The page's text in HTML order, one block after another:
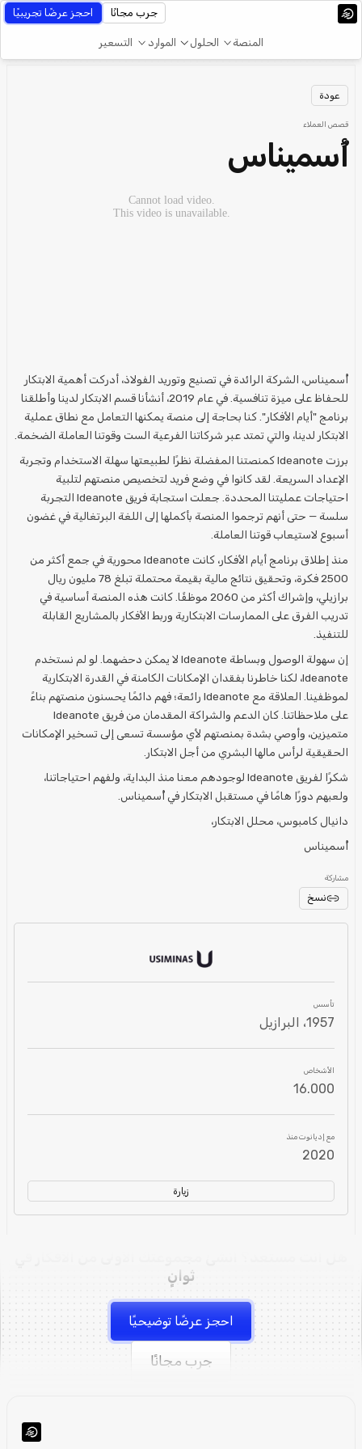
المنصة الحلول الموارد التسعير
جرب مجانًا احجز عرضًا تجريبيًا
عودة
قصص العملاء
أُسميناس
أُسميناس، الشركة الرائدة في تصنيع وتوريد الفولاذ، أدركت أهمية الابتكار
للحفاظ على ميزة تنافسية. في عام 2019، أنشأنا قسم الابتكار لدينا وأطلقنا
برنامج "أيام الأفكار". كنا بحاجة إلى منصة يمكنها التعامل مع نطاق عملية
الابتكار لدينا، والتي تمتد عبر شركاتنا الفرعية الست وقوتنا العاملة الضخمة.
برزت Ideanote كمنصتنا المفضلة نظرًا لطبيعتها سهلة الاستخدام وتجربة
الإعداد السريعة. لقد كانوا في وضع فريد لتخصيص منصتهم لتلبية
احتياجات عمليتنا المحددة. جعلت استجابة فريق Ideanote التجربة
سلسة — حتى أنهم ترجموا المنصة بأكملها إلى اللغة البرتغالية في غضون
أسبوع لاستيعاب قوتنا العاملة.
منذ إطلاق برنامج أيام الأفكار، كانت Ideanote محورية في جمع أكثر من
2500 فكرة، وتحقيق نتائج مالية بقيمة محتملة تبلغ 78 مليون ريال
برازيلي، وإشراك أكثر من 2060 موظفًا. كانت هذه المنصة أساسية في
تدريب الفرق على الممارسات الابتكارية وربط الأفكار بالمشاريع القابلة
للتنفيذ.
إن سهولة الوصول وبساطة Ideanote لا يمكن دحضهما. لو لم نستخدم
Ideanote، لكنا خاطرنا بفقدان الإمكانات الكامنة في القدرة الابتكارية
لموظفينا. العلاقة مع Ideanote رائعة؛ فهم دائمًا يحسنون منصتهم بناءً
على ملاحظاتنا. كان الدعم والشراكة المقدمان من فريق Ideanote
متميزين، وأوصي بشدة بمنصتهم لأي مؤسسة تسعى إلى تسخير الإمكانات
الحقيقية لرأس مالها البشري من أجل الابتكار.
شكرًا لفريق Ideanote لوجودهم معنا منذ البداية، ولفهم احتياجاتنا،
ولعبهم دورًا هامًا في مستقبل الابتكار في أُسميناس.
دانيال كامبوس، محلل الابتكار،
أُسميناس
مشاركة
نسخ
تأسس
1957، البرازيل
الأشخاص
16.000
مع إديانوت منذ
2020
زيارة
ثوانٍ
احجز عرضًا توضيحيًا
جرب مجانًا